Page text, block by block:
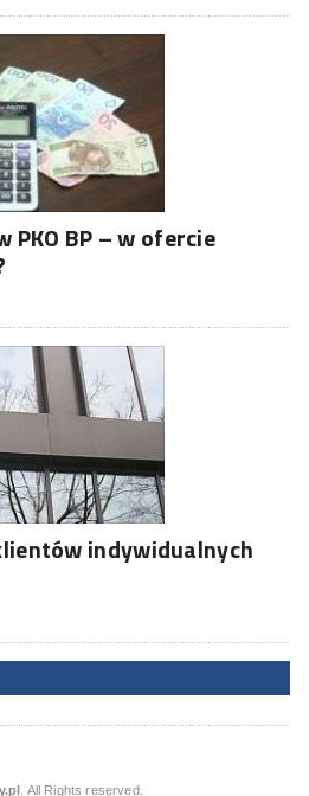
PKO BP – w ofercie
indywidualnych
. All Rights reserved.